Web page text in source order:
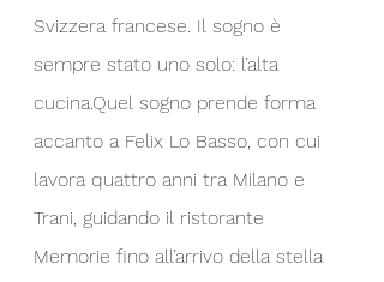
Svizzera francese. Il sogno è
sempre stato uno solo: l’alta
cucina.Quel sogno prende forma
accanto a Felix Lo Basso, con cui
lavora quattro anni tra Milano e
Trani, guidando il ristorante
Memorie fino all’arrivo della stella